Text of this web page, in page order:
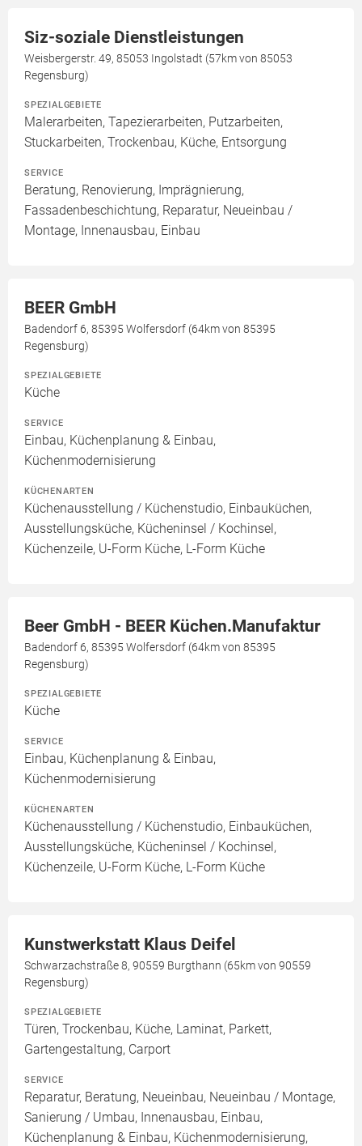
Siz-soziale Dienstleistungen
Weisbergerstr. 49, 85053 Ingolstadt (57km von 85053
Regensburg)
SPEZIALGEBIETE
Malerarbeiten, Tapezierarbeiten, Putzarbeiten,
Stuckarbeiten, Trockenbau, Küche, Entsorgung
SERVICE
Beratung, Renovierung, Imprägnierung,
Fassadenbeschichtung, Reparatur, Neueinbau /
Montage, Innenausbau, Einbau
BEER GmbH
Badendorf 6, 85395 Wolfersdorf (64km von 85395
Regensburg)
SPEZIALGEBIETE
Küche
SERVICE
Einbau, Küchenplanung & Einbau,
Küchenmodernisierung
KÜCHENARTEN
Küchenausstellung / Küchenstudio, Einbauküchen,
Ausstellungsküche, Kücheninsel / Kochinsel,
Küchenzeile, U-Form Küche, L-Form Küche
Beer GmbH - BEER Küchen.Manufaktur
Badendorf 6, 85395 Wolfersdorf (64km von 85395
Regensburg)
SPEZIALGEBIETE
Küche
SERVICE
Einbau, Küchenplanung & Einbau,
Küchenmodernisierung
KÜCHENARTEN
Küchenausstellung / Küchenstudio, Einbauküchen,
Ausstellungsküche, Kücheninsel / Kochinsel,
Küchenzeile, U-Form Küche, L-Form Küche
Kunstwerkstatt Klaus Deifel
Schwarzachstraße 8, 90559 Burgthann (65km von 90559
Regensburg)
SPEZIALGEBIETE
Türen, Trockenbau, Küche, Laminat, Parkett,
Gartengestaltung, Carport
SERVICE
Reparatur, Beratung, Neueinbau, Neueinbau / Montage,
Sanierung / Umbau, Innenausbau, Einbau,
Küchenplanung & Einbau, Küchenmodernisierung,